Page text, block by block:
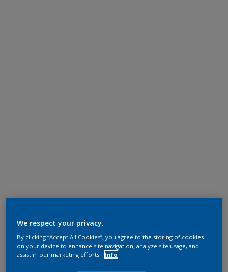
We respect your privacy.
By clicking “Accept All Cookies”, you agree to the storing of cookies
on your device to enhance site navigation, analyze site usage, and
assist in our marketing efforts.
Info